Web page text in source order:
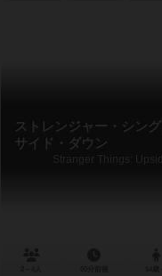
ストレンジャー・シン
サイド・ダウン
Stranger Things: